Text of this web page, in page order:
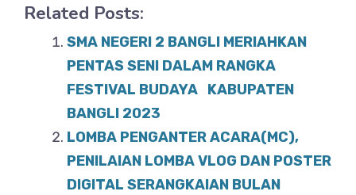
c
e
k
at
s
A
p
p
e
Related Posts:
SMA NEGERI 2 BANGLI MERIAHKAN
PENTAS SENI DALAM RANGKA
FESTIVAL BUDAYA KABUPATEN
BANGLI 2023
LOMBA PENGANTER ACARA(MC),
PENILAIAN LOMBA VLOG DAN POSTER
DIGITAL SERANGKAIAN BULAN